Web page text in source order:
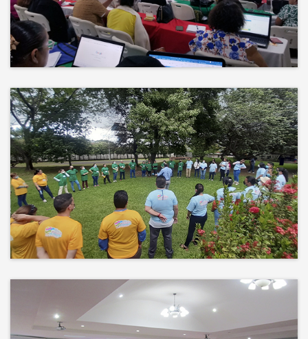
mejor decorado que la naturaleza.
Más que un auditorio, el corazón
de tu evento